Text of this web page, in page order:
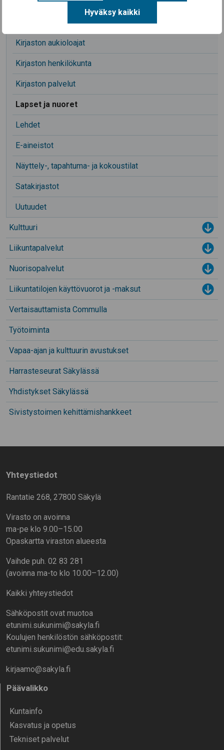
Hyväksy kaikki
Kirjaston aukioloajat
Kirjaston henkilökunta
Kirjaston palvelut
Lapset ja nuoret
Lehdet
E-aineistot
Näyttely-, tapahtuma- ja kokoustilat
Satakirjastot
Uutuudet
Kulttuuri
Liikuntapalvelut
Nuorisopalvelut
Liikuntatilojen käyttövuorot ja -maksut
Vertaisauttamista Commulla
Työtoiminta
Vapaa-ajan ja kulttuurin avustukset
Harrasteseurat Säkylässä
Yhdistykset Säkylässä
Sivistystoimen kehittämishankkeet
Yhteystiedot
Rantatie 268, 27800 Säkylä
Virasto on avoinna
ma-pe klo 9.00–15.00
Opaskartta viraston alueesta
Vaihde puh. 02 83 281
(avoinna ma-to klo 10.00–12.00)
Kaikki yhteystiedot
Sähköpostit ovat muotoa
etunimi.sukunimi@sakyla.fi
Koulujen henkilöstön sähköpostit:
etunimi.sukunimi@edu.sakyla.fi
kirjaamo@sakyla.fi
Päävalikko
Kunta­info
Kasvatus ja opetus
Tekniset palvelut